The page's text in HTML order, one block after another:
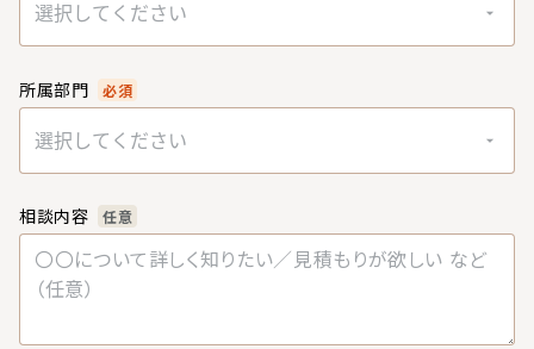
選択してください
所属部門 必須
選択してください
相談内容 任意